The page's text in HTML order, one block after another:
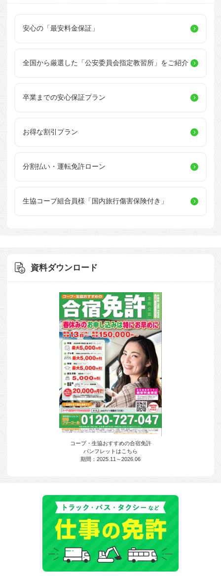
安心の「最安料金保証」
全国から厳選した 「公安委員会指定教習所」をご紹介
卒業までの安心保証プラン
お得な割引プラン
分割払い・運転免許ローン
生協コープ組合員様 「国内旅行傷害保険付き」
資料ダウンロード
コープ・生協おすすめの合宿免許
パンフレットはこちら
期間：2025.11～2026.06